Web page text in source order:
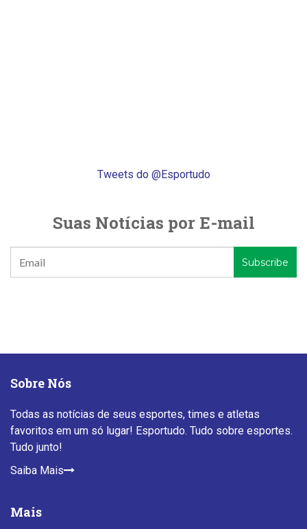
Tweets do @Esportudo
Suas Notícias por E-mail
Sobre Nós
Todas as notícias de seus esportes, times e atletas
favoritos em um só lugar! Esportudo. Tudo sobre esportes.
Tudo junto!
Saiba Mais
Mais